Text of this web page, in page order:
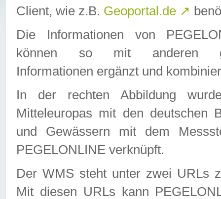
Client, wie z.B. Geoportal.de ↗
Die Informationen von
können so mit anderen
Informationen ergänzt und
In der rechten Abbildung
Mitteleuropas mit den deutschen
und Gewässern mit dem
PEGELONLINE verknüpft.
Der WMS steht unter zwei URLs
Mit diesen URLs kann